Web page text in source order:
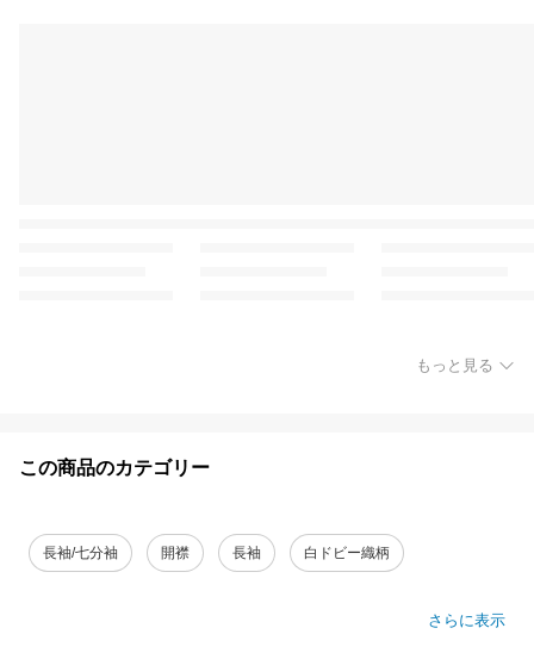
もっと見る
この商品のカテゴリー
長袖/七分袖 開襟 長袖 白ドビー織柄
さらに表示